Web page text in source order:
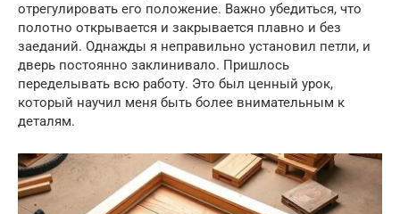
отрегулировать его положение. Важно убедиться, что
полотно открывается и закрывается плавно и без
заеданий. Однажды я неправильно установил петли, и
дверь постоянно заклинивало. Пришлось
переделывать всю работу. Это был ценный урок,
который научил меня быть более внимательным к
деталям.